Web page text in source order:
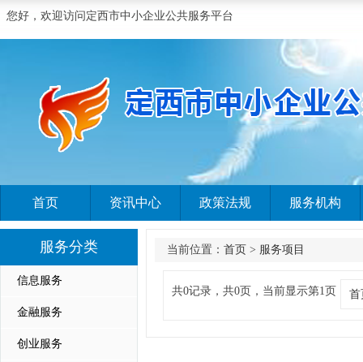
您好，欢迎访问定西市中小企业公共服务平台
首页 资讯中心 政策法规 服务机构
服务分类
信息服务
金融服务
创业服务
当前位置： 首页 > 服务项目
共0记录，共0页，当前显示第1页 首